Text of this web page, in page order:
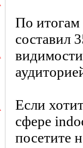
По итогам
составил
Если
сфере
посетите